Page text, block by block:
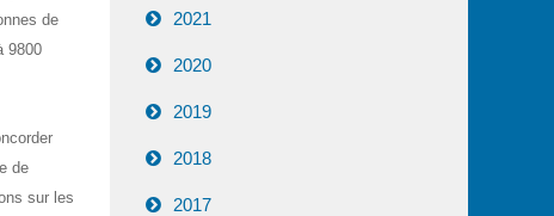
de
9800
de
sur les
2021
2020
2019
2018
2017